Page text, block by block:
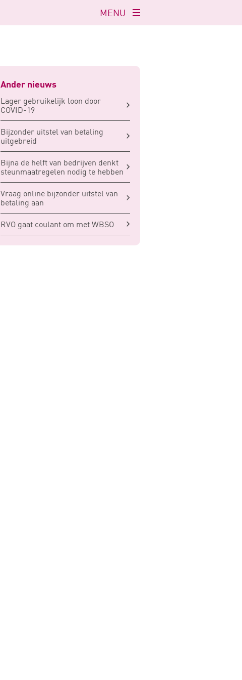
Navigatie
openen
MENU
Ander nieuws
Lager gebruikelijk loon door
COVID-19
Bijzonder uitstel van betaling
uitgebreid
Bijna de helft van bedrijven denkt
steunmaatregelen nodig te hebben
Vraag online bijzonder uitstel van
betaling aan
RVO gaat coulant om met WBSO